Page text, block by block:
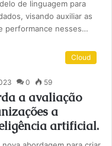
de linguagem para
visando auxiliar as
performance nesses…
Cloud
0 59
a avaliação
a
artificial.